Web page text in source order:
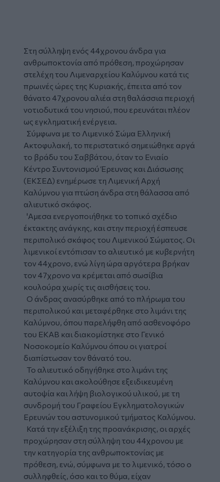
Στη σύλληψη ενός 44χρονου άνδρα για
ανθρωποκτονία από πρόθεση, προχώρησαν
στελέχη του Λιμεναρχείου Καλύμνου κατά τις
πρωινές ώρες της Κυριακής, έπειτα από τον
θάνατο 47χρονου αλιέα στη θαλάσσια περιοχή
νοτιοδυτικά του νησιού, που ερευνάται πλέον
ως εγκληματική ενέργεια.
Σύμφωνα με το Λιμενικό Σώμα Ελληνική
Ακτοφυλακή, το περιστατικό σημειώθηκε αργά
το βράδυ του Σαββάτου, όταν το Ενιαίο
Κέντρο Συντονισμού Έρευνας και Διάσωσης
(ΕΚΣΕΔ) ενημέρωσε τη Λιμενική Αρχή
Καλύμνου για πτώση άνδρα στη θάλασσα από
αλιευτικό σκάφος.
'Αμεσα ενεργοποιήθηκε το τοπικό σχέδιο
έκτακτης ανάγκης, και στην περιοχή έσπευσε
περιπολικό σκάφος του Λιμενικού Σώματος. Οι
λιμενικοί εντόπισαν το αλιευτικό με κυβερνήτη
τον 44χρονο, ενώ λίγη ώρα αργότερα βρήκαν
τον 47χρονο να κρέμεται από σωσίβια
κουλούρα χωρίς τις αισθήσεις του.
Ο άνδρας ανασύρθηκε από το πλήρωμα του
περιπολικού και μεταφέρθηκε στο λιμάνι της
Καλύμνου, όπου παρελήφθη από ασθενοφόρο
του ΕΚΑΒ και διακομίστηκε στο Γενικό
Νοσοκομείο Καλύμνου όπου οι γιατροί
διαπίστωσαν τον θάνατό του.
Το αλιευτικό οδηγήθηκε στο λιμάνι της
Καλύμνου και ακολούθησε εξειδικευμένη
αυτοψία και λήψη βιολογικού υλικού, με τη
συνδρομή του Γραφείου Εγκληματολογικών
Ερευνών του αστυνομικού τμήματος Καλύμνου.
Κατά την εξέλιξη της προανάκρισης, οι αρχές
προχώρησαν στη σύλληψη του 44χρονου με
την κατηγορία της ανθρωποκτονίας με
πρόθεση, ενώ, σύμφωνα με το λιμενικό, τόσο ο
συλληφθείς, όσο και το θύμα, είχαν